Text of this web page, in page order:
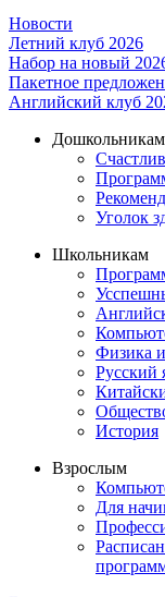
Новости
Летний клуб 2026
Набор на новый
Пакетное
Английский клуб
Дошкольникам
Уголок
Школьникам
Физика
Русский
История
Взрослым
Для